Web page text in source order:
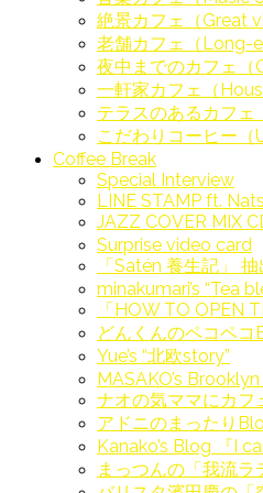
絶景カフェ（Great
老舗カフェ（Long-
夜中までのカフェ（
一軒家カフェ（
テラスのあるカフェ
こだわりコーヒー
Coffee Break
Special Interview
LINE STAMP ft.
JAZZ COVER MIX
Surprise video card
「Satén 養生記」
minakumari’s “Tea
「HOW TO OPEN
どんくんのペコペコ
Yue’s “北欧story”
MASAKO’s
ナオの気ママにカフ
アドニのまったり
Kanako’s Blog 『I
まっつんの「我流ラ